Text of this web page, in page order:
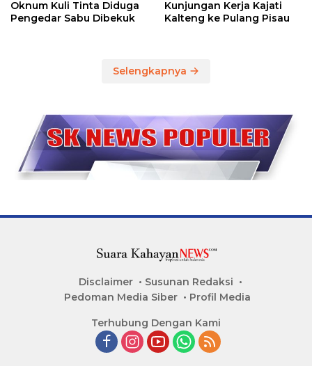
Oknum Kuli Tinta Diduga
Pengedar Sabu Dibekuk
Kunjungan Kerja Kajati
Kalteng ke Pulang Pisau
Selengkapnya
Disclaimer
Susunan Redaksi
Pedoman Media Siber
Profil Media
Terhubung Dengan Kami